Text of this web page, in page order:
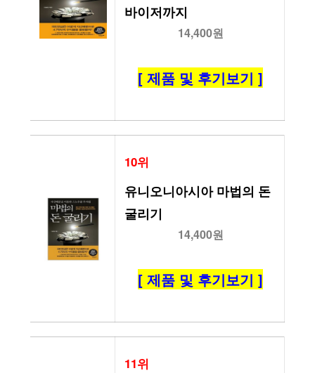
바이저까지
14,400원
[ 제품 및 후기보기 ]
10위
유니오니아시아 마법의 돈
굴리기
14,400원
[ 제품 및 후기보기 ]
11위